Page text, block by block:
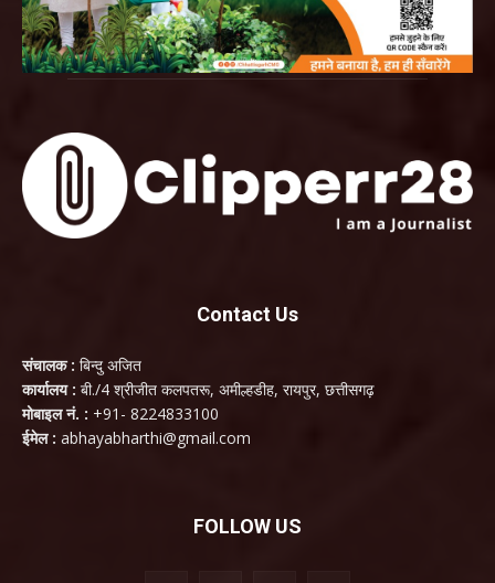
Contact Us
संचालक : बिन्दु अजित
कार्यालय : बी./4 श्रीजीत कलपतरू, अमील्हडीह, रायपुर, छत्तीसगढ़
मोबाइल नं. : +91- 8224833100
ईमेल : abhayabharthi@gmail.com
FOLLOW US